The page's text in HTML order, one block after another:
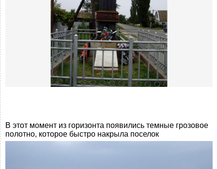
В этот момент из горизонта появились темные грозовое
полотно, которое быстро накрыла поселок